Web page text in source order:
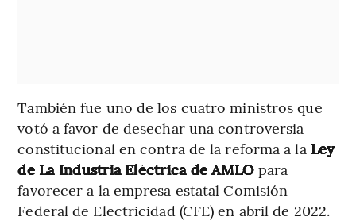
También fue uno de los cuatro ministros que
votó a favor de desechar una controversia
constitucional en contra de la reforma a la Ley
de La Industria Eléctrica de AMLO para
favorecer a la empresa estatal Comisión
Federal de Electricidad (CFE) en abril de 2022.